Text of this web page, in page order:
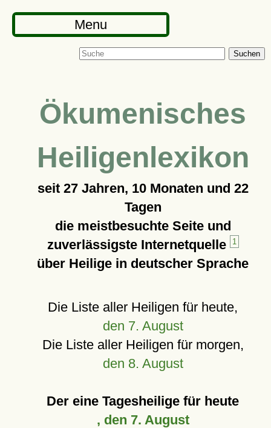
Menu
Suchen
Ökumenisches
Heiligenlexikon
seit 27 Jahren, 10 Monaten und 22
Tagen
die meistbesuchte Seite und
zuverlässigste Internetquelle
1
über Heilige in deutscher Sprache
Die Liste aller Heiligen für heute,
den 7. August
Die Liste aller Heiligen für morgen,
den 8. August
Der eine Tagesheilige für heute
, den 7. August